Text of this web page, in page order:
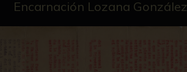
Encarnación Lozana González